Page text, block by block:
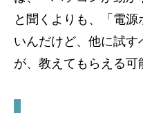
と聞くよりも、「電
いんだけど、他に試
が、教えてもらえる可